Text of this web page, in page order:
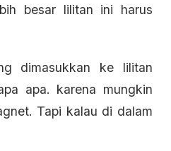
besar lilitan ini harus
dimasukkan ke lilitan
apa. karena mungkin
Tapi kalau di dalam